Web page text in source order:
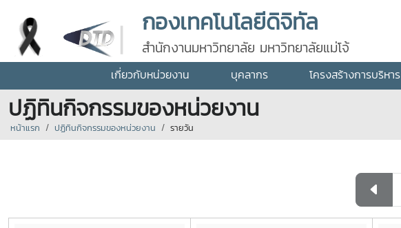
กองเทคโนโลยีดิจิทัล
สำนักงานมหาวิทยาลัย มหาวิทยาลัยแม่โจ้
เกี่ยวกับหน่วยงาน บุคลากร โครงสร้างการบริหาร
ปฏิทินกิจกรรมของหน่วยงาน
หน้าแรก ปฏิทินกิจกรรมของหน่วยงาน รายวัน